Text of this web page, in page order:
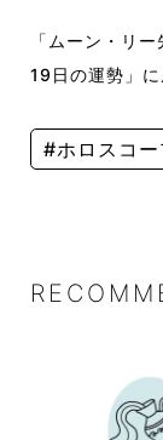
「ムーン・リ
19日の運勢」に
#ホロスコ